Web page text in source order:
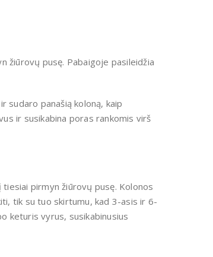
žiūrovų pusę. Pabaigoje pasileidžia
sudaro panašią koloną, kaip
ir susikabina poras rankomis virš
pirmyn žiūrovų pusę. Kolonos
tik su tuo skirtumu, kad 3-asis ir 6-
keturis vyrus, susikabinusius